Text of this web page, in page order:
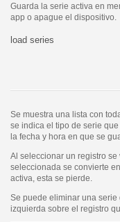
Guarda la serie activa en
app o apague el dispositivo.
load series
Se muestra una lista con
se indica el tipo de serie
la fecha y hora en que se
Al seleccionar un registro
seleccionada se convierte
activa, esta se pierde.
Se puede eliminar una
izquierda sobre el registro